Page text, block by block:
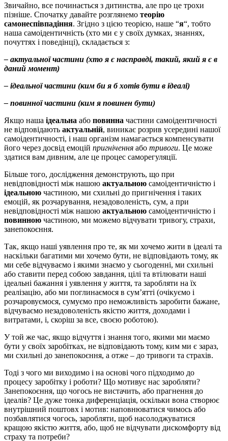
Звичайно, все починається з дитинства, але про це трохи
пізніше. Спочатку давайте розглянемо теорію
самонеспівпадіння. Згідно з цією теорією, наше “я“, тобто
наша самоідентичність (хто ми є у своїх думках, знаннях,
почуттях і поведінці), складається з:
– актуальної частини (хто я є насправді, такий, який я є в
даний момент)
– ідеальної частини (ким би я б хотів бути в ідеалі)
– повинної частини (ким я повинен бути)
Якщо наша ідеальна або повинна частини самоідентичності
не відповідають актуальній, виникає розрив усередині нашої
самоідентичності, і наш організм намагається компенсувати
його через досвід емоцій пригнічення або тривоги. Це може
здатися вам дивним, але це процес саморегуляції.
Більше того, дослідження демонструють, що при
невідповідності між нашою актуальною самоідентичністю і
ідеальною частиною, ми схильні до пригнічення і таких
емоцій, як розчарування, незадоволеність, сум, а при
невідповідності між нашою актуальною самоідентичністю і
повинною частиною, ми можемо відчувати тривогу, страхи,
занепокоєння.
Так, якщо наші уявлення про те, як ми хочемо жити в ідеалі та
наскільки багатими ми хочемо бути, не відповідають тому, як
ми себе відчуваємо і якими знаємо у сьогоденні, ми схильні
або ставити перед собою завдання, цілі та втілювати наші
ідеальні бажання і уявлення у життя, та заробляти на їх
реалізацію, або ми поглинаємося в сум’ятті (очікуємо і
розчаровуємося, сумуємо про неможливість заробити бажане,
відчуваємо незадоволеність якістю життя, доходами і
витратами, і, скоріш за все, своєю роботою).
У той же час, якщо відчуття і знання того, якими ми маємо
бути у своїх заробітках, не відповідають тому, ким ми є зараз,
ми схильні до занепокоєння, а отже – до тривоги та страхів.
Тоді з чого ми виходимо і на основі чого підходимо до
процесу заробітку і роботи? Що мотивує нас заробляти?
Занепокоєння, що чогось не вистачить, або прагнення до
ідеалів? Це дуже тонка диференціація, оскільки вона створює
внутрішний поштовх і мотив: наповнюватися чимось або
позбавлятися чогось, заробляти, щоб насолоджуватися
кращою якістю життя, або, щоб не відчувати дискомфорту від
страху та потреби?